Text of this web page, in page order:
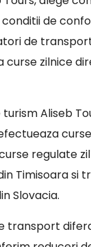
conditii de
de
curse zilnice
Aliseb
regulate
Timisoara si
Slovacia.
transport